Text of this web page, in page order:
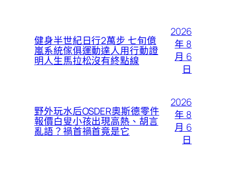
健身半世紀日行2萬步 七旬億
嵐系統傢俱運動達人用行動證
明人生馬拉松沒有終點線
2026
年 8
月 6
日
野外玩水后OSDER奧斯德零件
報價白叟小孩出現高熱、胡言
亂語？禍首禍首竟是它
2026
年 8
月 6
日